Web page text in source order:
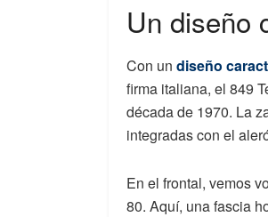
Un diseño
Con un diseño
firma italiana, el 849
década de 1970. La
integradas con el
En el frontal, vemos
80. Aquí, una fascia